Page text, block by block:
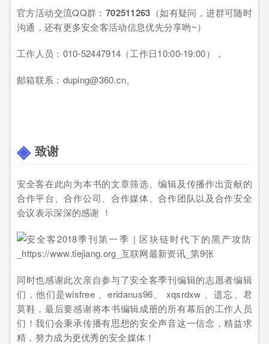
官方活动交流QQ群： 702511263 （如有疑问，进群可随时
沟通，还有更多安全客活动信息优先分享哟~）
工作人员：010-52447914（工作日10:00-19:00），
邮箱联系：duping@360.cn。
致谢
安全客在此向为本书的文章筛选、编辑及传播作出贡献的
合作平台、合作公司、合作媒体、合作团队以及合作安全
会议表示深深的感谢 ！
同时也感谢此次亲自参与了安全客季刊编辑的志愿者编辑
们，他们是wisfree 、eridanus96、 xqsrdxw 、遗忘、君
莫鞋，最后要感谢将本书编辑成册的所有幕后的工作人员
们！我们会秉承传播有思想的安全声音这一信念，精益求
精，努力成为更优秀的安全媒体！